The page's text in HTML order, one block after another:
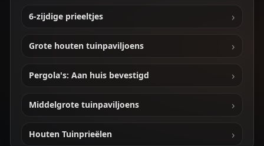
6-zijdige prieeltjes
Grote houten tuinpaviljoens
Pergola's: Aan huis bevestigd
Middelgrote tuinpaviljoens
Houten Tuinprieëlen